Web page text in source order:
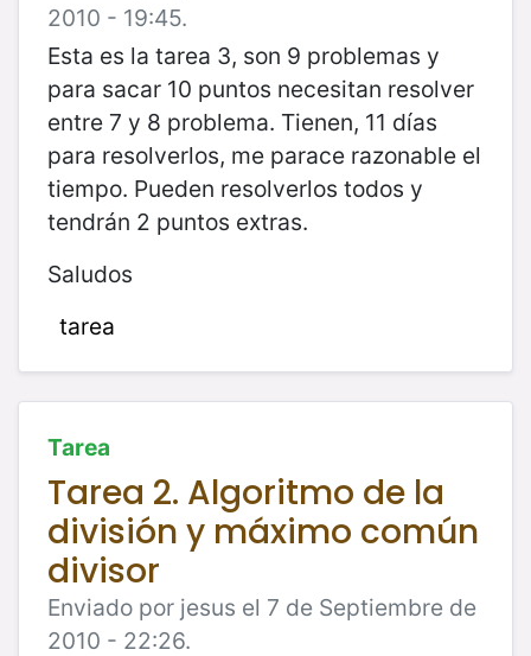
2010 - 19:45.
Esta es la tarea 3, son 9 problemas y
para sacar 10 puntos necesitan resolver
entre 7 y 8 problema. Tienen, 11 días
para resolverlos, me parace razonable el
tiempo. Pueden resolverlos todos y
tendrán 2 puntos extras.
Saludos
tarea
Tarea
Tarea 2. Algoritmo de la
división y máximo común
divisor
Enviado por jesus el 7 de Septiembre de
2010 - 22:26.